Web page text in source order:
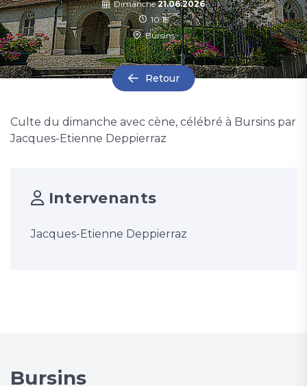
Dimanche21.06.2026
10:15
Bursins
Retour
Culte du dimanche avec cène, célébré à Bursins par
Jacques-Etienne Deppierraz
Intervenants
Jacques-Etienne Deppierraz
Bursins